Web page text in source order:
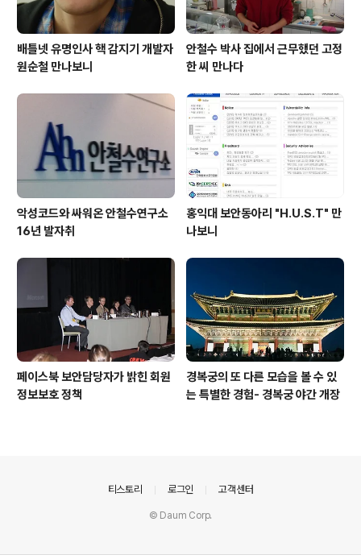
배틀넷 유명인사 핵 감지기 개발자
원순철 만나보니
안철수 박사 집에서 근무했던 고정
한 씨 만나다
악성코드와 싸워온 안철수연구소
16년 발자취
홍익대 보안동아리 "H.U.S.T" 만
나보니
페이스북 보안담당자가 밝힌 회원
정보보호 정책
경복궁의 또 다른 모습을 볼 수 있
는 특별한 경험- 경복궁 야간 개장
티스토리 로그인 고객센터
© Daum Corp.